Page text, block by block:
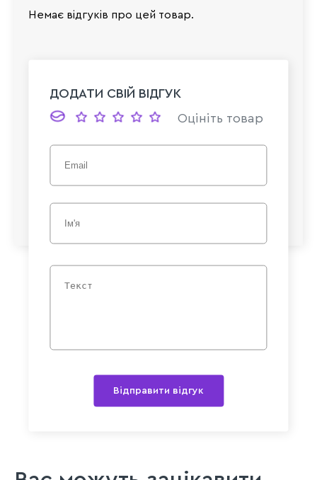
Немає відгуків про цей товар.
ДОДАТИ СВІЙ ВІДГУК
Оцініть товар
Відправити відгук